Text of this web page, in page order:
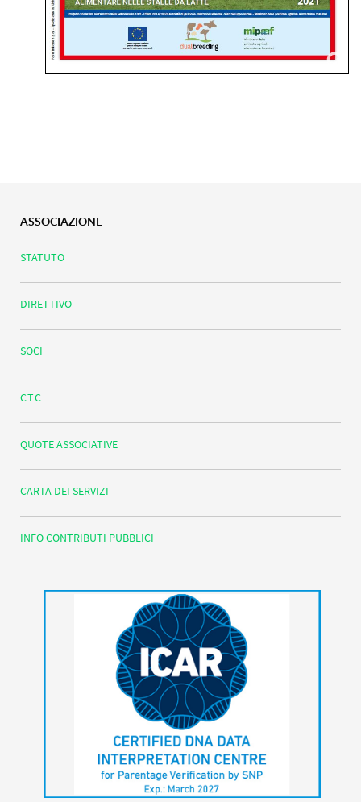
ASSOCIAZIONE
STATUTO
DIRETTIVO
SOCI
C.T.C.
QUOTE ASSOCIATIVE
CARTA DEI SERVIZI
INFO CONTRIBUTI PUBBLICI